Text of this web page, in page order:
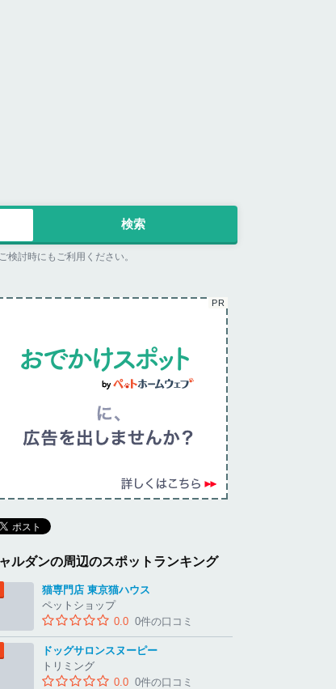
討時にもご利用ください。
ルダンの周辺のスポットランキング
猫専門店 東京猫ハウス
ペットショップ
0.0 0件の口コミ
ドッグサロンスヌーピー
トリミング
0.0 0件の口コミ